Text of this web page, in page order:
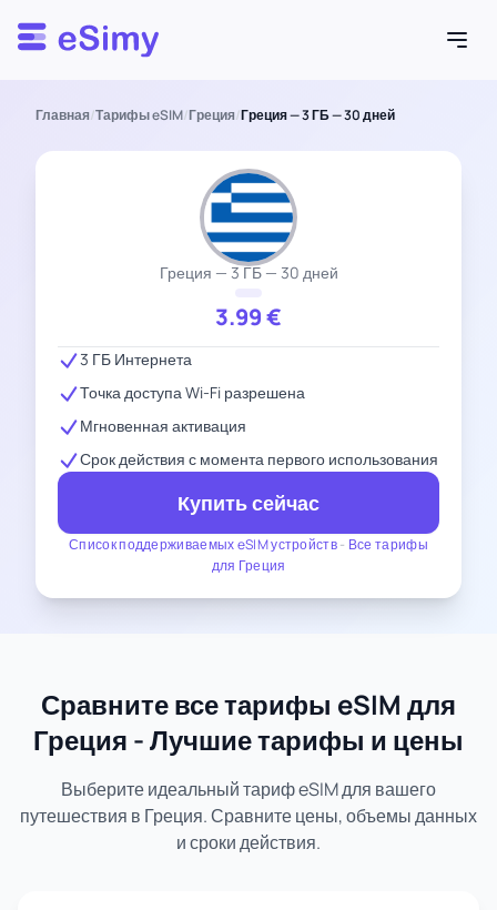
Esimy
Главная/Тарифы eSIM/Греция/Греция — 3 ГБ — 30 дней
Греция — 3 ГБ — 30 дней
3.99€
Список поддерживаемых eSIM устройств- Все тарифы
для Греция
3 ГБ Интернета
Точка доступа Wi-Fi разрешена
Мгновенная активация
Срок действия с момента первого использования
Купить сейчас
Сравните все тарифы eSIM для
Греция - Лучшие тарифы и цены
Выберите идеальный тариф eSIM для вашего
путешествия в Греция. Сравните цены, объемы данных
и сроки действия.